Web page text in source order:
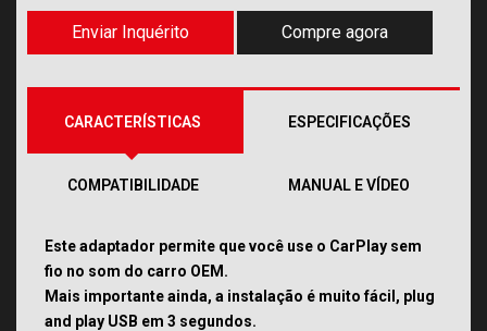
Enviar Inquérito Compre agora
CARACTERÍSTICAS ESPECIFICAÇÕES
COMPATIBILIDADE MANUAL E VÍDEO
Este adaptador permite que você use o CarPlay sem
fio no som do carro OEM.
Mais importante ainda, a instalação é muito fácil, plug
and play USB em 3 segundos.